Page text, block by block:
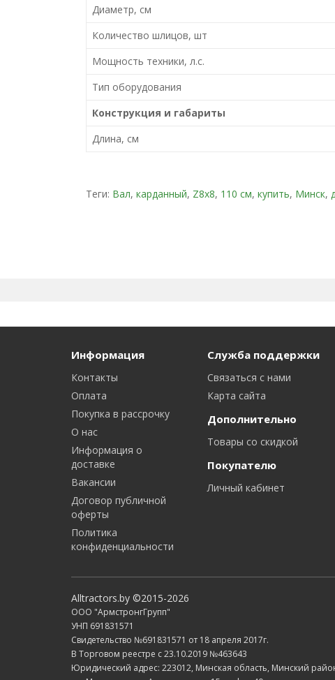
Диаметр, см
Количество шлицов, шт
Мощность техники, л.с.
Тип оборудования
Конструкция и габариты
Длина, см
Теги: Вал, карданный, Z8x8, 110 см, купить, Минск,
Информация
Контакты
Оплата
Покупка в рассрочку
О нас
Информация о
доставке
Вакансии
Договор публичной
оферты
Политика
конфиденциальности
Служба поддержки
Связаться с нами
Карта сайта
Дополнительно
Товары со скидкой
Покупателю
Личный кабинет
Alltractors.by ©2015-2026
ООО "АрмстронгГрупп"
УНП 691831571
Свидетельство №691831571 от 18 апреля 2017г.
В Торговом реестре с 23.10.2019 №463643
Юридический адрес: 223012, Минская область, Минский